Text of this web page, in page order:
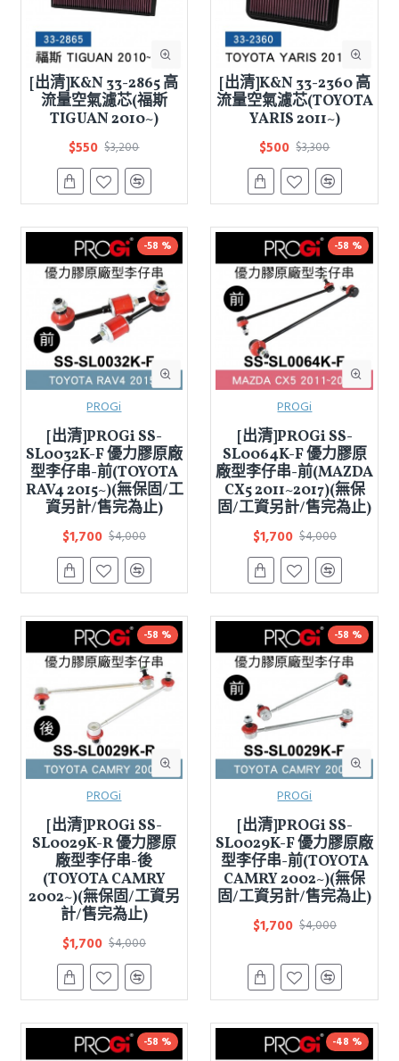
[出清]K&N 33-2865 高
流量空氣濾芯(福斯
TIGUAN 2010~)
$550 $3,200
[出清]K&N 33-2360 高
流量空氣濾芯(TOYOTA
YARIS 2011~)
$500 $3,300
-58 %
PROGi
[出清]PROGi SS-
SL0032K-F 優力膠原廠
型李仔串-前(TOYOTA
RAV4 2015~)(無保固/工
資另計/售完為止)
$1,700 $4,000
-58 %
PROGi
[出清]PROGi SS-
SL0064K-F 優力膠原
廠型李仔串-前(MAZDA
CX5 2011~2017)(無保
固/工資另計/售完為止)
$1,700 $4,000
-58 %
PROGi
[出清]PROGi SS-
SL0029K-R 優力膠原
廠型李仔串-後
(TOYOTA CAMRY
2002~)(無保固/工資另
計/售完為止)
$1,700 $4,000
-58 %
PROGi
[出清]PROGi SS-
SL0029K-F 優力膠原廠
型李仔串-前(TOYOTA
CAMRY 2002~)(無保
固/工資另計/售完為止)
$1,700 $4,000
-58 % -48 %